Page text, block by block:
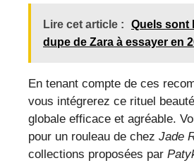
Lire cet article :
Quels sont
dupe de Zara à essayer en
En tenant compte de ces
vous intégrerez ce rituel
globale efficace et agréable.
pour un rouleau de chez Jade
collections proposées par